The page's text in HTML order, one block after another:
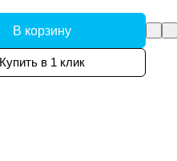
В корзину
Купить в 1 клик